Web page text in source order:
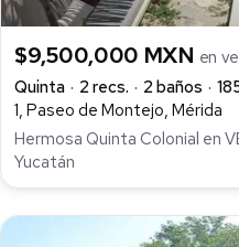
$9,500,000 MXN en
Quinta
2 recs. 2 baños
1, Paseo de Montejo, Mérida
Hermosa Quinta Colonial en
Yucatán